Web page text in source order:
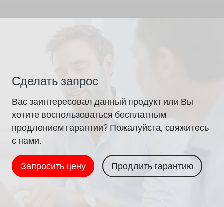
Сделать запрос
Вас заинтересовал данный продукт или Вы
хотите воспользоваться бесплатным
продлением гарантии? Пожалуйста, свяжитесь
с нами.
Запросить цену Продлить гарантию